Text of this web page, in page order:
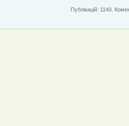
Публікацій: 1140.